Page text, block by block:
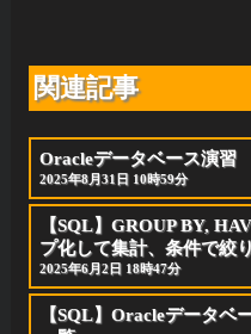
関連記事
Oracleデータベース演習
2025年8月31日 10時59分
【SQL】GROUP BY,
プ化して集計、条件で絞
2025年6月2日 18時47分
【SQL】Oracleデータベ